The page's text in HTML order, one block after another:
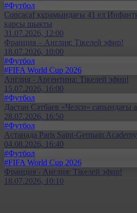
#Футбол
Concacaf құрамындағы 41 ел
қарсы шықты
31.07.2026, 12:00
Франция – Англия: Тікелей эфир!
18.07.2026, 10:00
#Футбол
#FIFA World Cup 2026
Англия - Аргентина: Тікелей эфир!
15.07.2026, 16:00
#Футбол
Дастан Сәтбаев «Челси» сапындағы
28.07.2026, 16:50
#Футбол
Астанада Paris Saint-Germain
04.08.2026, 16:40
#Футбол
#FIFA World Cup 2026
Франция - Англия: Тікелей эфир!
18.07.2026, 10:10